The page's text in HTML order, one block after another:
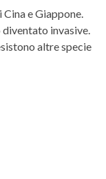
e Giappone.
invasive.
altre specie